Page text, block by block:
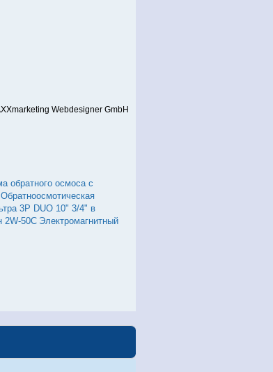
Webdesigner GmbH
обратного осмоса с
Обратноосмотическая
3Р DUO 10" 3/4" в
2W-50C Электромагнитный